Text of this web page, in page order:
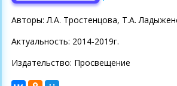
Авторы: Л.А. Тростенцова, Т.А.
Актуальность: 2014-2019г.
Издательство: Просвещение